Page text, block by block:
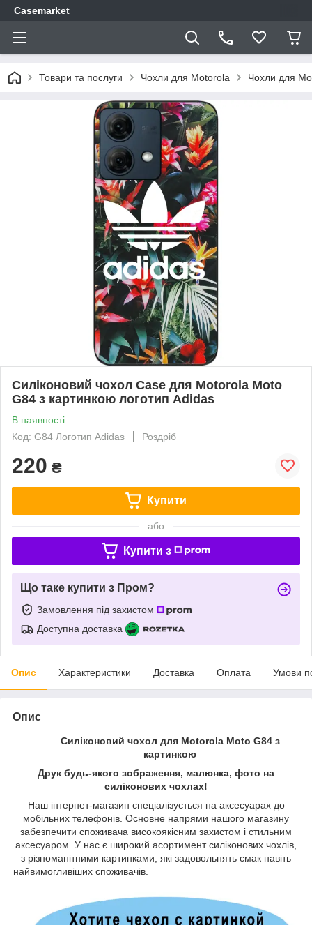
Casemarket
Товари та послуги Чохли для Motorola Чохли для
Силіконовий чохол Case для Motorola Moto
G84 з картинкою логотип Adidas
В наявності
Код: G84 Логотип Adidas
Роздріб
220 ₴
Купити
або
Купити з
Що таке купити з Пром?
Замовлення під захистом
Доступна доставка
Опис Характеристики Доставка Оплата Умови
Опис
Силіконовий чохол для Motorola Moto G84 з
картинкою
Друк будь-якого зображення, малюнка, фото на
силіконових чохлах!
Наш інтернет-магазин спеціалізується на аксесуарах до
мобільних телефонів. Основне напрями нашого магазину
забезпечити споживача високоякісним захистом і стильним
аксесуаром. У нас є широкий асортимент силіконових чохлів,
з різноманітними картинками, які задовольнять смак навіть
найвимогливіших споживачів.